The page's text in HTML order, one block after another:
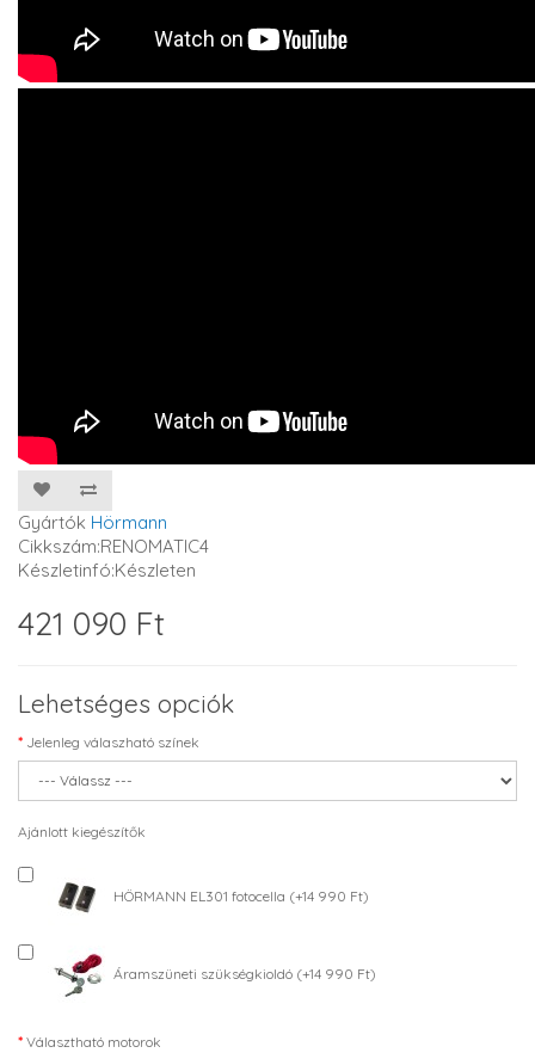
Gyártók Hörmann
Cikkszám:RENOMATIC4
Készletinfó:Készleten
421 090 Ft
Lehetséges opciók
Jelenleg válaszható színek
Ajánlott kiegészítők
HÖRMANN EL301 fotocella (+14 990 Ft)
Áramszüneti szükségkioldó (+14 990 Ft)
Választható motorok